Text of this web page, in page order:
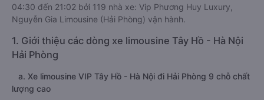
04:30 đến 21:02 bởi 119 nhà xe: Vip Phương Huy Luxury,
Nguyễn Gia Limousine (Hải Phòng) vận hành.
1. Giới thiệu các dòng xe limousine Tây Hồ - Hà Nội
Hải Phòng
a. Xe limousine VIP Tây Hồ - Hà Nội đi Hải Phòng 9 chỗ chất
lượng cao